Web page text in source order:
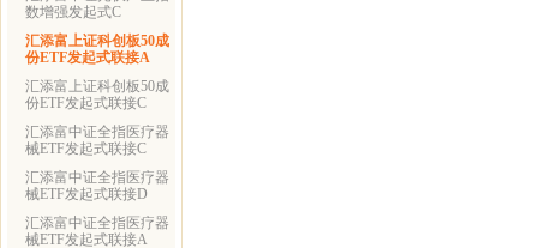
数增强发起式C
汇添富上证科创板50成
份ETF发起式联接A
汇添富上证科创板50成
份ETF发起式联接C
汇添富中证全指医疗器
械ETF发起式联接C
汇添富中证全指医疗器
械ETF发起式联接D
汇添富中证全指医疗器
械ETF发起式联接A